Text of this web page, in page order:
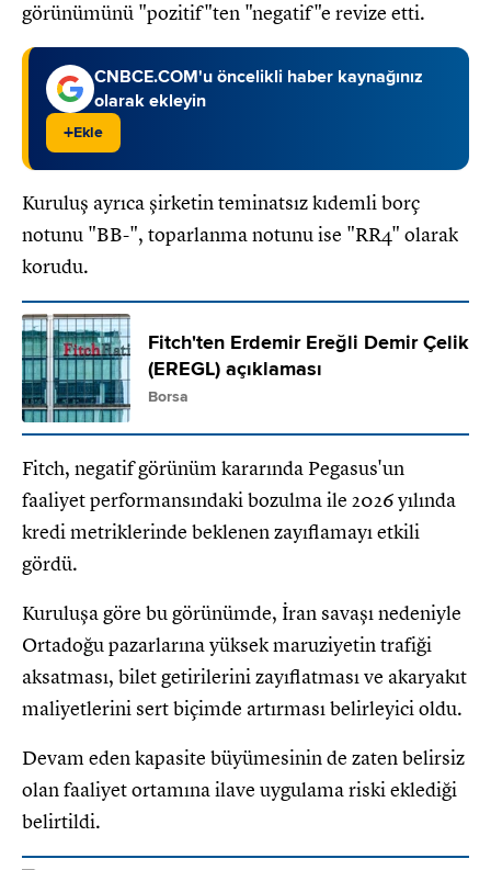
görünümünü "pozitif"ten "negatif"e revize etti.
CNBCE.COM'u öncelikli haber kaynağınız
olarak ekleyin
+Ekle
Kuruluş ayrıca şirketin teminatsız kıdemli borç
notunu "BB-", toparlanma notunu ise "RR4" olarak
korudu.
Fitch'ten Erdemir Ereğli Demir Çelik
(EREGL) açıklaması
Borsa
Fitch, negatif görünüm kararında Pegasus'un
faaliyet performansındaki bozulma ile 2026 yılında
kredi metriklerinde beklenen zayıflamayı etkili
gördü.
Kuruluşa göre bu görünümde, İran savaşı nedeniyle
Ortadoğu pazarlarına yüksek maruziyetin trafiği
aksatması, bilet getirilerini zayıflatması ve akaryakıt
maliyetlerini sert biçimde artırması belirleyici oldu.
Devam eden kapasite büyümesinin de zaten belirsiz
olan faaliyet ortamına ilave uygulama riski eklediği
belirtildi.